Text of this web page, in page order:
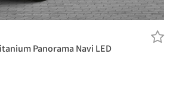
Panorama Navi LED